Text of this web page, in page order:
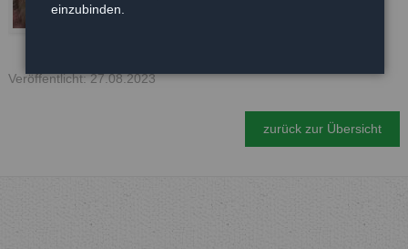
Veröffentlicht: 27.08.2023
zurück zur Übersicht
einzubinden.